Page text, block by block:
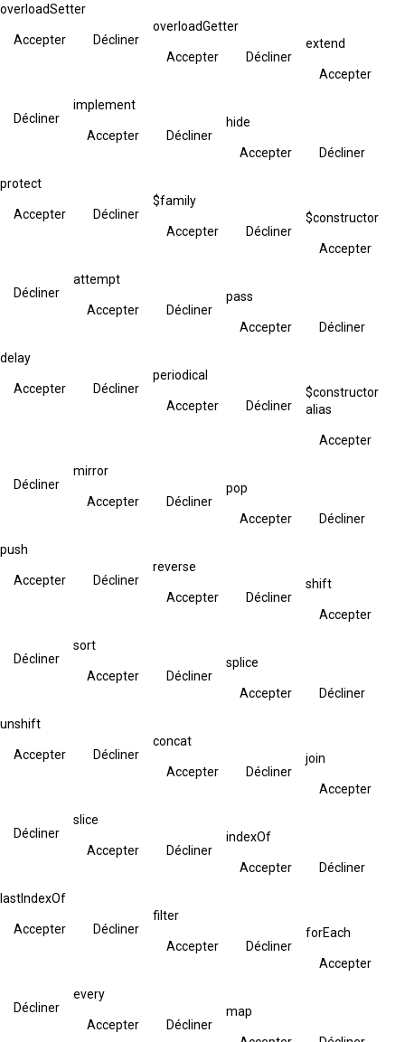
overloadSetter
Accepter Décliner
overloadGetter
Accepter Décliner
extend
Accepter
Décliner
implement
Accepter Décliner
hide
Accepter Décliner
protect
Accepter Décliner
$family
Accepter Décliner
$constructor
Accepter
Décliner
attempt
Accepter Décliner
pass
Accepter Décliner
delay
Accepter Décliner
periodical
Accepter Décliner
$constructor
alias
Accepter
Décliner
mirror
Accepter Décliner
pop
Accepter Décliner
push
Accepter Décliner
reverse
Accepter Décliner
shift
Accepter
Décliner
sort
Accepter Décliner
splice
Accepter Décliner
unshift
Accepter Décliner
concat
Accepter Décliner
join
Accepter
Décliner
slice
Accepter Décliner
indexOf
Accepter Décliner
lastIndexOf
Accepter Décliner
filter
Accepter Décliner
forEach
Accepter
Décliner
every
Accepter Décliner
map